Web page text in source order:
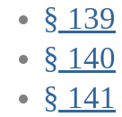
§ 139
§ 140
§ 141